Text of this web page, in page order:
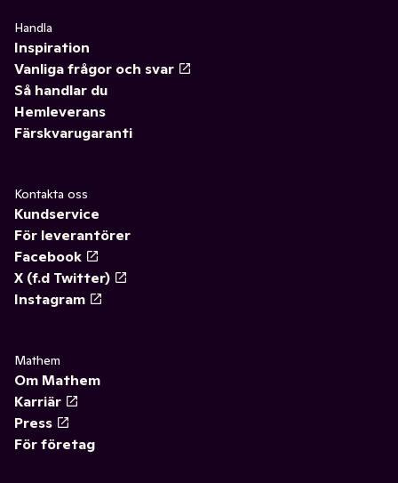
Handla
Inspiration
Vanliga frågor och svar
Så handlar du
Hemleverans
Färskvarugaranti
Kontakta oss
Kundservice
För leverantörer
Facebook
X (f.d Twitter)
Instagram
Mathem
Om Mathem
Karriär
Press
För företag